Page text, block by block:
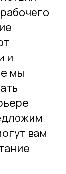
и
мы
вам